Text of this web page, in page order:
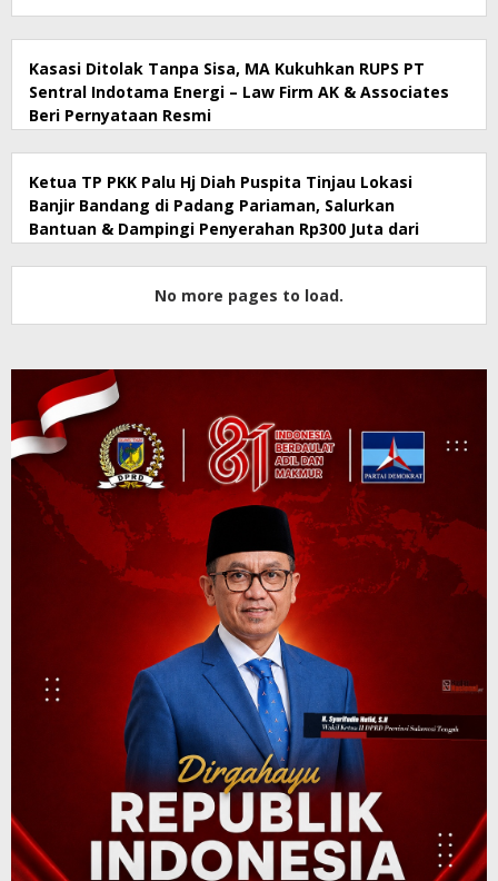
Kasasi Ditolak Tanpa Sisa, MA Kukuhkan RUPS PT
Sentral Indotama Energi – Law Firm AK & Associates
Beri Pernyataan Resmi
Ketua TP PKK Palu Hj Diah Puspita Tinjau Lokasi
Banjir Bandang di Padang Pariaman, Salurkan
Bantuan & Dampingi Penyerahan Rp300 Juta dari
No more pages to load.